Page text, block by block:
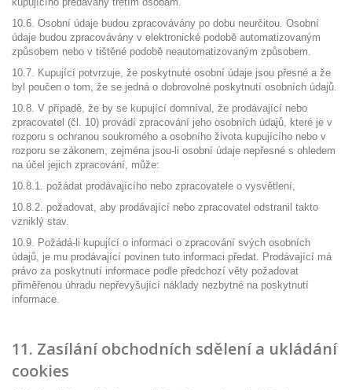
10.6. Osobní údaje budou zpracovávány po dobu neurčitou. Osobní
údaje budou zpracovávány v elektronické podobě automatizovaným
způsobem nebo v tištěné podobě neautomatizovaným způsobem.
10.7. Kupující potvrzuje, že poskytnuté osobní údaje jsou přesné a že
byl poučen o tom, že se jedná o dobrovolné poskytnutí osobních údajů.
10.8. V případě, že by se kupující domníval, že prodávající nebo
zpracovatel (čl. 10) provádí zpracování jeho osobních údajů, které je v
rozporu s ochranou soukromého a osobního života kupujícího nebo v
rozporu se zákonem, zejména jsou-li osobní údaje nepřesné s ohledem
na účel jejich zpracování, může:
10.8.1. požádat prodávajícího nebo zpracovatele o vysvětlení,
10.8.2. požadovat, aby prodávající nebo zpracovatel odstranil takto
vzniklý stav.
10.9. Požádá-li kupující o informaci o zpracování svých osobních
údajů, je mu prodávající povinen tuto informaci předat. Prodávající má
právo za poskytnutí informace podle předchozí věty požadovat
přiměřenou úhradu nepřevyšující náklady nezbytné na poskytnutí
informace.
11. Zasílání obchodních sdělení a ukládání
cookies